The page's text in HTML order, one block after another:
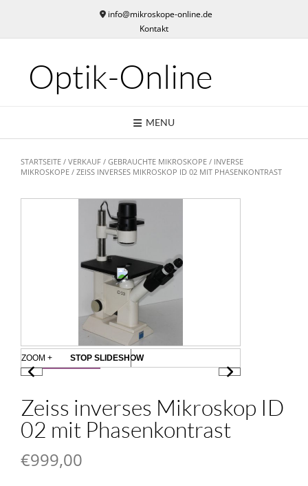
content
info@mikroskope-online.de
Kontakt
Optik-Online
MENU
STARTSEITE / VERKAUF / GEBRAUCHTE MIKROSKOPE / INVERSE
MIKROSKOPE / ZEISS INVERSES MIKROSKOP ID 02 MIT PHASENKONTRAST
ZOOM + STOP SLIDESHOW
Zeiss inverses Mikroskop ID
02 mit Phasenkontrast
€999,00